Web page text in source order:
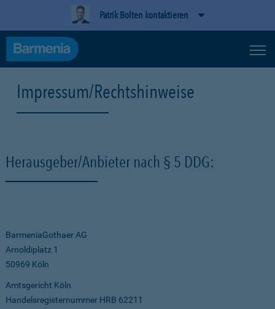
Patrik Bolten kontaktieren
Impressum/Rechtshinweise
Herausgeber/Anbieter nach § 5 DDG:
BarmeniaGothaer AG
Arnoldiplatz 1
50969 Köln
Amtsgericht Köln
Handelsregisternummer HRB 62211